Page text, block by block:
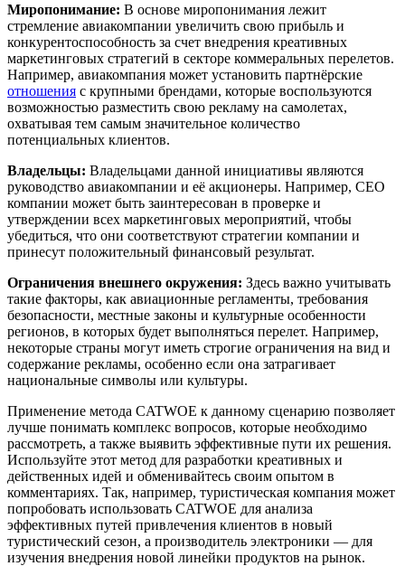
Миропонимание: В основе миропонимания лежит
стремление авиакомпании увеличить свою прибыль и
конкурентоспособность за счет внедрения креативных
маркетинговых стратегий в секторе коммеральных перелетов.
Например, авиакомпания может установить партнёрские
отношения с крупными брендами, которые воспользуются
возможностью разместить свою рекламу на самолетах,
охватывая тем самым значительное количество
потенциальных клиентов.
Владельцы: Владельцами данной инициативы являются
руководство авиакомпании и её акционеры. Например, CEO
компании может быть заинтересован в проверке и
утверждении всех маркетинговых мероприятий, чтобы
убедиться, что они соответствуют стратегии компании и
принесут положительный финансовый результат.
Ограничения внешнего окружения: Здесь важно учитывать
такие факторы, как авиационные регламенты, требования
безопасности, местные законы и культурные особенности
регионов, в которых будет выполняться перелет. Например,
некоторые страны могут иметь строгие ограничения на вид и
содержание рекламы, особенно если она затрагивает
национальные символы или культуры.
Применение метода CATWOE к данному сценарию позволяет
лучше понимать комплекс вопросов, которые необходимо
рассмотреть, а также выявить эффективные пути их решения.
Используйте этот метод для разработки креативных и
действенных идей и обменивайтесь своим опытом в
комментариях. Так, например, туристическая компания может
попробовать использовать CATWOE для анализа
эффективных путей привлечения клиентов в новый
туристический сезон, а производитель электроники — для
изучения внедрения новой линейки продуктов на рынок.